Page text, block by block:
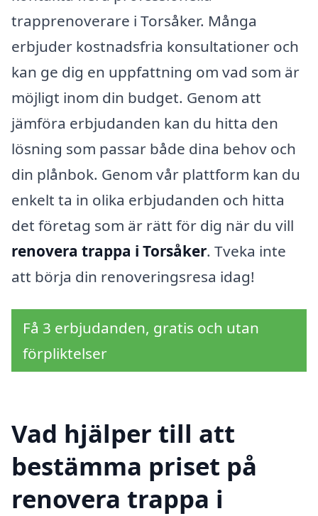
trapprenoverare i Torsåker. Många
erbjuder kostnadsfria konsultationer och
kan ge dig en uppfattning om vad som är
möjligt inom din budget. Genom att
jämföra erbjudanden kan du hitta den
lösning som passar både dina behov och
din plånbok. Genom vår plattform kan du
enkelt ta in olika erbjudanden och hitta
det företag som är rätt för dig när du vill
renovera trappa i Torsåker. Tveka inte
att börja din renoveringsresa idag!
Få 3 erbjudanden, gratis och utan
förpliktelser
Vad hjälper till att
bestämma priset på
renovera trappa i